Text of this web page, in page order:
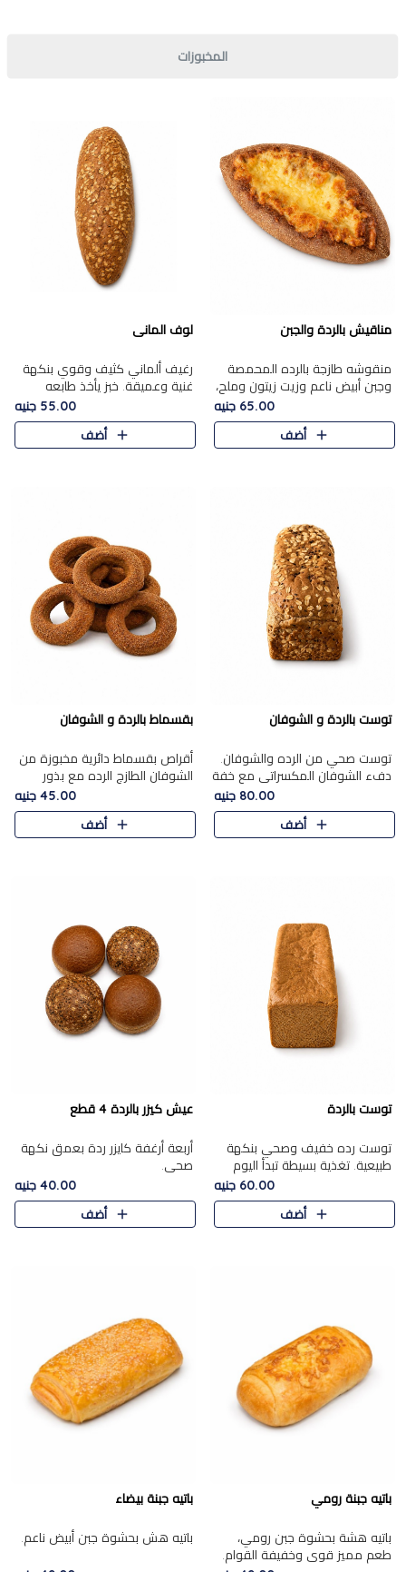
المخبوزات
مناقيش بالردة والجبن
منقوشه طازجة بالرده المحمصة
وجبن أبيض ناعم وزيت زيتون وملح،
مباشرة من الفرن.الرده مع نعومة
الجبن فوق عجينة طازجة.
65.00 جنيه
أضف
لوف المانى
رغيف ألماني كثيف وقوي بنكهة
غنية وعميقة. خبز يأخذ طابعه
55.00 جنيه
أضف
توست بالردة و الشوفان
توست صحي من الرده والشوفان.
دفء الشوفان المكسراتي مع خفة
80.00 جنيه
أضف
بقسماط بالردة و الشوفان
أقراص بقسماط دائرية مخبوزة من
الشوفان الطازج الرده مع بذور
مختارة. قرمشة الحبوب والبذور،
بداية صحية لكل صباح.
45.00 جنيه
أضف
توست بالردة
توست رده خفيف وصحي بنكهة
طبيعية. تغذية بسيطة تبدأ اليوم
60.00 جنيه
أضف
عيش كيزر بالردة 4 قطع
أربعة أرغفة كايزر ردة بعمق نكهة
صحي.
40.00 جنيه
أضف
باتيه جبنة رومي
باتيه هشة بحشوة جبن رومي،
طعم مميز قوي وخفيفة القوام.
باتيه جبنة بيضاء
باتيه هش بحشوة جبن أبيض ناعم.